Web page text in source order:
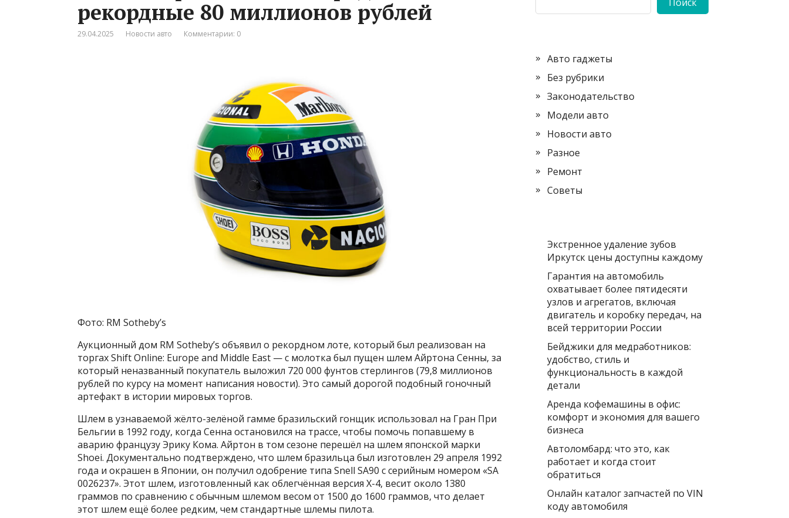
рекордные 80 миллионов рублей
29.04.2025 Новости авто Комментарии: 0
Фото: RM Sotheby’s
Аукционный дом RM Sotheby’s объявил о рекордном лоте, который был реализован на
торгах Shift Online: Europe and Middle East — с молотка был пущен шлем Айртона Сенны, за
который неназванный покупатель выложил 720 000 фунтов стерлингов (79,8 миллионов
рублей по курсу на момент написания новости). Это самый дорогой подобный гоночный
артефакт в истории мировых торгов.
Шлем в узнаваемой жёлто-зелёной гамме бразильский гонщик использовал на Гран При
Бельгии в 1992 году, когда Сенна остановился на трассе, чтобы помочь попавшему в
аварию французу Эрику Кома. Айртон в том сезоне перешёл на шлем японской марки
Shoei. Документально подтверждено, что шлем бразильца был изготовлен 29 апреля 1992
года и окрашен в Японии, он получил одобрение типа Snell SA90 с серийным номером «SA
0026237». Этот шлем, изготовленный как облегчённая версия X-4, весит около 1380
граммов по сравнению с обычным шлемом весом от 1500 до 1600 граммов, что делает
этот шлем ещё более редким, чем стандартные шлемы пилота.
Авто гаджеты
Без рубрики
Законодательство
Модели авто
Новости авто
Разное
Ремонт
Советы
Экстренное удаление зубов
Иркутск цены доступны каждому
Гарантия на автомобиль
охватывает более пятидесяти
узлов и агрегатов, включая
двигатель и коробку передач, на
всей территории России
Бейджики для медработников:
удобство, стиль и
функциональность в каждой
детали
Аренда кофемашины в офис:
комфорт и экономия для вашего
бизнеса
Автоломбард: что это, как
работает и когда стоит
обратиться
Онлайн каталог запчастей по VIN
коду автомобиля